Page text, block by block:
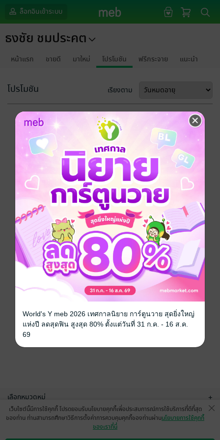
ล็อกอินเข้าระบบ
ธงชัย ชมประคต
หน้าแรก ขายดี มาใหม่ โปรโมชัน ฟรีกระจาย แนะนำ
โปรโมชัน เรียงตาม
ขออภัยด้วยนะคะ
ไม่พบข้อมูลในหัวข้อที่คุณกำลังชมค่ะ
เลือกหมวดหมู่ +
บริการช่วยเหลือ
เว็บไซต์นี้มีการใช้คุกกี้ โปรดยอมรับนโยบายคุกกี้เพื่อประสบการณ์การใช้บริการที่ดีที่สุด
ของท่าน ท่านสามารถศึกษาวิธีการตั้งค่าการควบคุมคุกกี้ของท่านผ่านนโยบายการใช้คุกกี้
ของเราที่นี่
World's Y meb 2026 เทศกาลนิยาย การ์ตูนวาย สุดยิ่งใหญ่
แห่งปี ลดสุดฟิน สูงสุด 80% ตั้งแต่วันที่ 31 ก.ค. - 16 ส.ค.
69